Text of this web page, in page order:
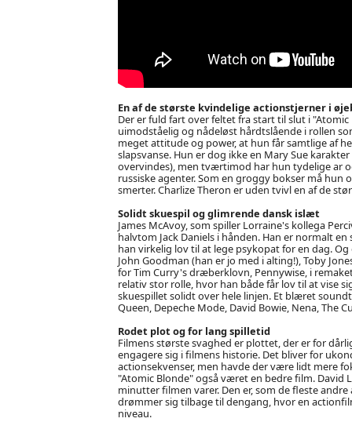
En af de største kvindelige actionstjerner i
Der er fuld fart over feltet fra start til slut i
uimodståelig og nådeløst hårdtslående i rollen
meget attitude og power, at hun får samtlige af
slapsvanse. Hun er dog ikke en Mary Sue
overvindes), men tværtimod har hun tydelige ar
russiske agenter. Som en groggy bokser må
smerter. Charlize Theron er uden tvivl en af de
Solidt skuespil og glimrende dansk islæt
James McAvoy, som spiller Lorraine's kollega
halvtom Jack Daniels i hånden. Han er normalt
han virkelig lov til at lege psykopat for en dag.
John Goodman (han er jo med i alting!), Toby
for Tim Curry's dræberklovn, Pennywise, i
relativ stor rolle, hvor han både får lov til at vise
skuespillet solidt over hele linjen. Et blæret
Queen, Depeche Mode, David Bowie, Nena, The
Rodet plot og for lang spilletid
Filmens største svaghed er plottet, der er for
engagere sig i filmens historie. Det bliver for
actionsekvenser, men havde der være lidt mere
"Atomic Blonde" også været en bedre film.
minutter filmen varer. Den er, som de fleste
drømmer sig tilbage til dengang, hvor en
niveau.